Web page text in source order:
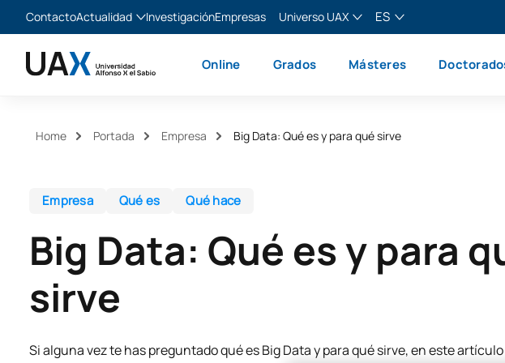
ContactoActualidad
Noticias
InvestigaciónEmpresas
Universo UAX
XTART
ES
English
Online Grados Másteres
Home Portada Empresa Big Data: Qué es y para qué sirve
Empresa Qué es Qué hace
Big Data: Qué es y para
sirve
Si alguna vez te has preguntado qué es Big Data y para qué sirve, en este